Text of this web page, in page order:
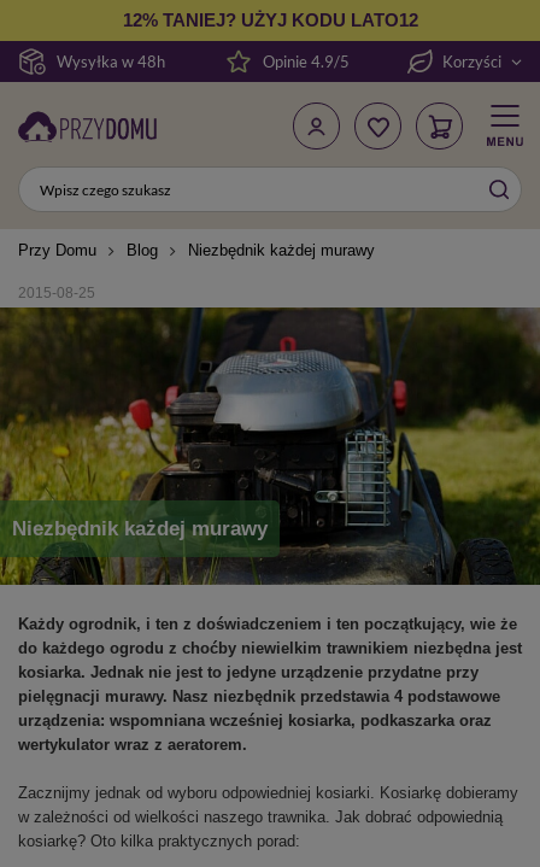
Wysyłka w 48h
12% TANIEJ? UŻYJ KODU LATO12
Opinie 4.9/5 Korzyści
Przy Domu Blog Niezbędnik każdej murawy
2015-08-25
Niezbędnik każdej murawy
Każdy ogrodnik, i ten z doświadczeniem i ten początkujący, wie że
do każdego ogrodu z choćby niewielkim trawnikiem niezbędna jest
kosiarka. Jednak nie jest to jedyne urządzenie przydatne przy
pielęgnacji murawy. Nasz niezbędnik przedstawia 4 podstawowe
urządzenia: wspomniana wcześniej kosiarka, podkaszarka oraz
wertykulator wraz z aeratorem.
Zacznijmy jednak od wyboru odpowiedniej kosiarki. Kosiarkę dobieramy
w zależności od wielkości naszego trawnika. Jak dobrać odpowiednią
kosiarkę? Oto kilka praktycznych porad: